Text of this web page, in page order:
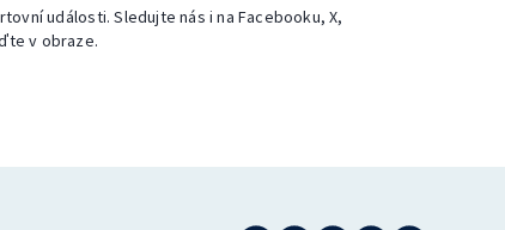
události. Sledujte nás i na Facebooku, X,
v obraze.